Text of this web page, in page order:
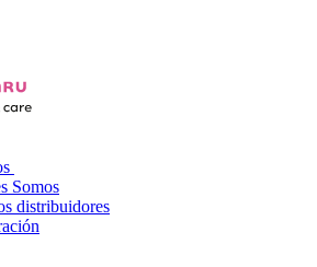
Somos
distribuidores